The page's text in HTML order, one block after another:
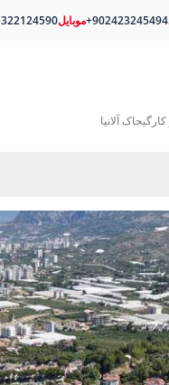
آلانیا
+902423245494موبایل